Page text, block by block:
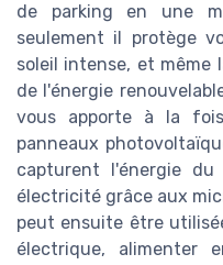
de parking en une
seulement il protège
soleil intense, et même
de l'énergie
vous apporte à la
panneaux
capturent l'énergie
électricité grâce aux
peut ensuite être
électrique, alimenter